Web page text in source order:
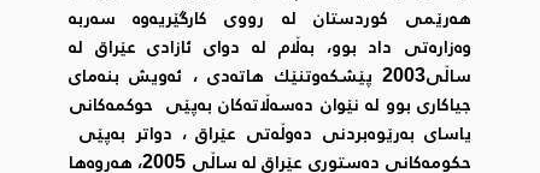
هەرێمی کوردستان لە رووی کارگێریەوە سەربە
وەزارەتی داد بوو، بەڵام لە دوای ئازادی عێراق لە
ساڵی2003 پێشکەوتنێك هاتەدی ، ئەویش بنەمای
جیاکاری بوو لە نێوان دەسەڵاتەکان بەپێی حوکمەکانی
یاسای بەرێوەبردنی دەوڵەتی عێراق ، دواتر بەپێی
حکومەکانی دەستوری عێراق لە ساڵی 2005، هەروەها